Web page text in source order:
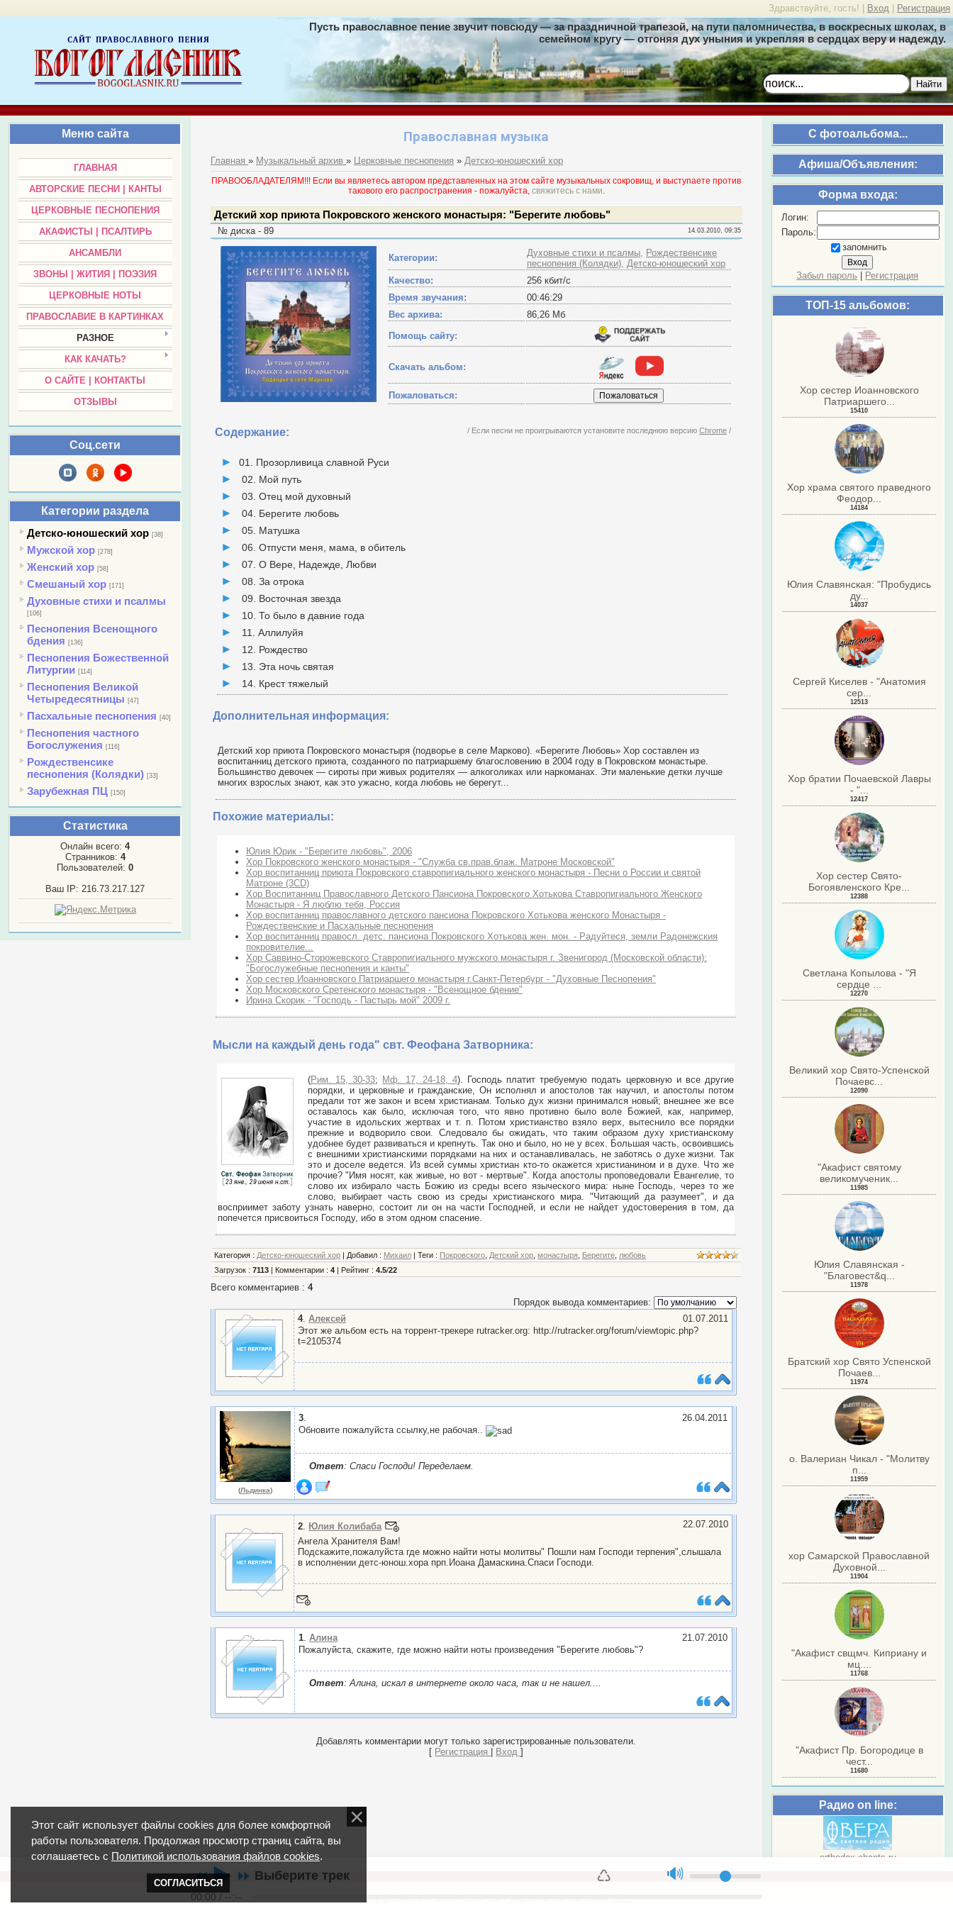
Здравствуйте, гость! | Вход Регистрация
Пусть православное пение звучит повсюду — за праздничной трапезой, на пути паломничества, в воскресных школах, в
семейном кругу — отгоняя дух уныния и укрепляя в сердцах веру и надежду.
Найти
Меню сайта
ГЛАВНАЯ
АВТОРСКИЕ ПЕСНИ | КАНТЫ
ЦЕРКОВНЫЕ ПЕСНОПЕНИЯ
АКАФИСТЫ | ПСАЛТИРЬ
АНСАМБЛИ
ЗВОНЫ | ЖИТИЯ | ПОЭЗИЯ
ЦЕРКОВНЫЕ НОТЫ
ПРАВОСЛАВИЕ В КАРТИНКАХ
РАЗНОЕ
КАК КАЧАТЬ?
О САЙТЕ | КОНТАКТЫ
ОТЗЫВЫ
Соц.сети
Категории раздела
Детско-юношеский хор [38]
Мужской хор [278]
Женский хор [58]
Смешаный хор [171]
Духовные стихи и псалмы
[106]
Песнопения Всенощного
бдения [136]
Песнопения Божественной
Литургии [114]
Песнопения Великой
Четыредесятницы [47]
Пасхальные песнопения [40]
Песнопения частного
Богослужения [116]
Рождественсике
песнопения (Колядки) [33]
Зарубежная ПЦ [150]
Статистика
Онлайн всего:4
Странников: 4
Пользователей:0
Ваш IP: 216.73.217.127
C фотоальбома...
Афиша/Объявления:
Форма входа:
Логин:
Пароль:
запомнить
Забыл пароль Регистрация
ТОП-15 альбомов:
Хор сестер Иоанновского
Патриаршего...
15410
Хор храма святого праведного
Феодор...
14184
Юлия Славянская: "Пробудись
ду...
14037
Сергей Киселев - "Анатомия
сер...
12513
Хор братии Почаевской Лавры
- "...
12417
Хор сестер Свято-
Богоявленского Кре...
12388
Светлана Копылова - "Я
сердце ...
12270
Великий хор Свято-Успенской
Почаевс...
12090
"Акафист святому
великомученик...
11985
Юлия Славянская -
"Благовест&q...
11978
Братский хор Свято Успенской
Почаев...
11974
о. Валериан Чикал - "Молитву
п...
11959
хор Самарской Православной
Духовной...
11904
"Акафист свщмч. Киприану и
мц....
11768
"Акафист Пр. Богородице в
чест...
11680
Радио on line:
orthodox-chants.ru
Православная музыка
Главная » Музыкальный архив » Церковные песнопения » Детско-юношеский хор
ПРАВООБЛАДАТЕЛЯМ!!! Если вы являетесь автором представленных на этом сайте музыкальных сокровищ, и выступаете против
такового его раcпространения - пожалуйста, свяжитесь с нами.
Детский хор приюта Покровского женского монастыря: "Берегите любовь"
№ диска - 89 14.03.2010, 09:35
Категории: Духовные стихи и псалмы, Рождественсике
песнопения (Колядки), Детско-юношеский хор
Качество:
256 кбит/с
Время звучания:
00:46:29
Вес архива:
86,26 Мб
Помощь сайту:
Скачать альбом:
Пожаловаться:
⏪▶️ ⏩ Выберите трек ♺ 🔊
00:00 / --:--
Содержание: / Если песни не проигрываются установите последнюю версию Chrome/
01. Прозорливица славной Руси
02. Мой путь
03. Отец мой духовный
04. Берегите любовь
05. Матушка
06. Отпусти меня, мама, в обитель
07. О Вере, Надежде, Любви
08. За отрока
09. Восточная звезда
10. То было в давние года
11. Аллилуйя
12. Рождество
13. Эта ночь святая
14. Крест тяжелый
Дополнительная информация:
Детский хор приюта Покровского монастыря (подворье в селе Марково). «Берегите Любовь» Хор составлен из
воспитанниц детского приюта, созданного по патриаршему благословению в 2004 году в Покровском монастыре.
Большинство девочек — сироты при живых родителях — алкоголиках или наркоманах. Эти маленькие детки лучше
многих взрослых знают, как это ужасно, когда любовь не берегут...
Похожие материалы:
Юлия Юрик - "Берегите любовь", 2006
Хор Покровского женского монастыря - "Служба св.прав.блаж. Матроне Московской"
Хор воспитанниц приюта Покровского ставропигиального женского монастыря - Песни о России и святой
Матроне (3CD)
Хор Воспитанниц Православного Детского Пансиона Покровского Хотькова Ставропигиального Женского
Монастыря - Я люблю тебя, Россия
Хор воспитанниц православного детского пансиона Покровского Хотькова женского Монастыря -
Рождественские и Пасхальные песнопения
Хор воспитанниц правосл. детс. пансиона Покровского Хотькова жен. мон. - Радуйтеся, земли Радонежския
покровителие...
Хор Саввино-Сторожевского Ставропигиального мужского монастыря г. Звенигород (Московской области):
"Богослужебные песнопения и канты"
Хор сестер Иоанновского Патриаршего монастыря г.Санкт-Петербург - "Духовные Песнопения"
Хор Московского Сретенского монастыря - "Всенощное бдение"
Ирина Скорик - "Господь - Пастырь мой" 2009 г.
Мысли на каждый день года" свт. Феофана Затворника:
(Рим. 15, 30-33; Мф. 17, 24-18, 4). Господь платит требуемую подать церковную и все другие
порядки, и церковные и гражданские, Он исполнял и апостолов так научил, и апостолы потом
предали тот же закон и всем христианам. Только дух жизни принимался новый; внешнее же все
оставалось как было, исключая того, что явно противно было воле Божией, как, например,
участие в идольских жертвах и т. п. Потом христианство взяло верх, вытеснило все порядки
прежние и водворило свои. Следовало бы ожидать, что таким образом духу христианскому
удобнее будет развиваться и крепнуть. Так оно и было, но не у всех. Большая часть, освоившись
с внешними христианскими порядками на них и останавливалась, не заботясь о духе жизни. Так
это и доселе ведется. Из всей суммы христиан кто-то окажется христианином и в духе. Что же
прочие? "Имя носят, как живые, но вот - мертвые". Когда апостолы проповедовали Евангелие, то
слово их избирало часть Божию из среды всего языческого мира: ныне Господь, через то же
слово, выбирает часть свою из среды христианского мира. "Читающий да разумеет", и да
восприимет заботу узнать наверно, состоит ли он на части Господней, и если не найдет удостоверения в том, да
попечется присвоиться Господу, ибо в этом одном спасение.
Категория : Детско-юношеский хор| Добавил : Михаил| Теги : Покровского, Детский хор, монастыря Берегите, любовь
Загрузок : 7113| Комментарии : 4| Рейтинг : 4.5/22
Всего комментариев : 4
Порядок вывода комментариев:
01.07.2011
4. Алексей
Этот же альбом есть на торрент-трекере rutracker.org: http://rutracker.org/forum/viewtopic.php?
t=2105374
(Льдинка)
26.04.2011
3.
Обновите пожалуйста ссылку,не рабочая..
Ответ: Спаси Господи! Переделаем.
22.07.2010
2.
Юлия Колибаба
Ангела Хранителя Вам!
Подскажите,пожалуйста где можно найти ноты молитвы" Пошли нам Господи терпения",слышала
в исполнении детс-юнош.хора прп.Иоана Дамаскина.Спаси Господи.
21.07.2010
1. Алина
Пожалуйста, скажите, где можно найти ноты произведения "Берегите любовь"?
Ответ: Алина, искал в интернете около часа, так и не нашел....
Добавлять комментарии могут только зарегистрированные пользователи.
[ Регистрация Вход]
Этот сайт использует файлы cookies для более комфортной
работы пользователя. Продолжая просмотр страниц сайта, вы
соглашаетесь с Политикой использования файлов cookies.
СОГЛАСИТЬСЯ